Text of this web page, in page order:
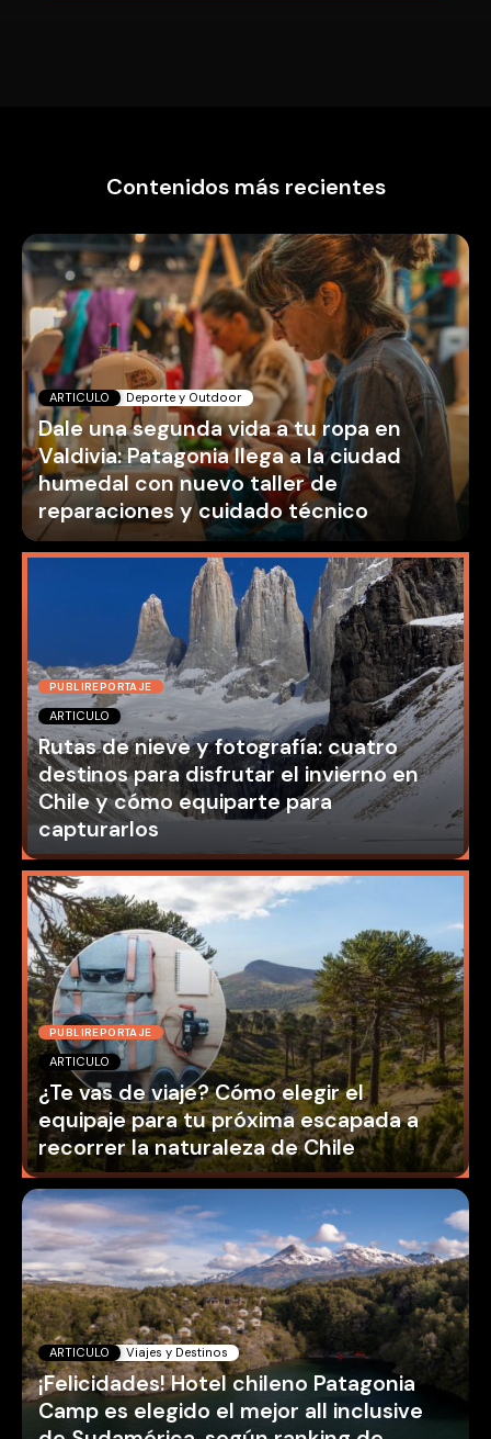
Contenidos más recientes
ARTICULO Deporte y Outdoor
Dale una segunda vida a tu ropa en
Valdivia: Patagonia llega a la ciudad
humedal con nuevo taller de
reparaciones y cuidado técnico
PUBLIREPORTAJE
ARTICULO
Rutas de nieve y fotografía: cuatro
destinos para disfrutar el invierno en
Chile y cómo equiparte para
capturarlos
PUBLIREPORTAJE
ARTICULO
¿Te vas de viaje? Cómo elegir el
equipaje para tu próxima escapada a
recorrer la naturaleza de Chile
ARTICULO Viajes y Destinos
¡Felicidades! Hotel chileno Patagonia
Camp es elegido el mejor all inclusive